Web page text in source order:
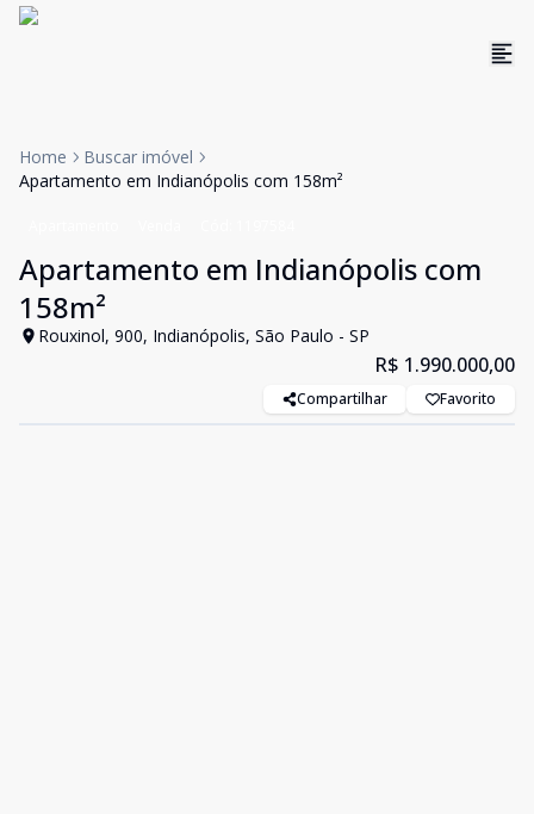
Home
Buscar imóvel
Apartamento em Indianópolis com 158m²
Apartamento em Indianópolis com
158m²
Rouxinol, 900, Indianópolis, São Paulo - SP
R$ 1.990.000,00
Compartilhar Favorito